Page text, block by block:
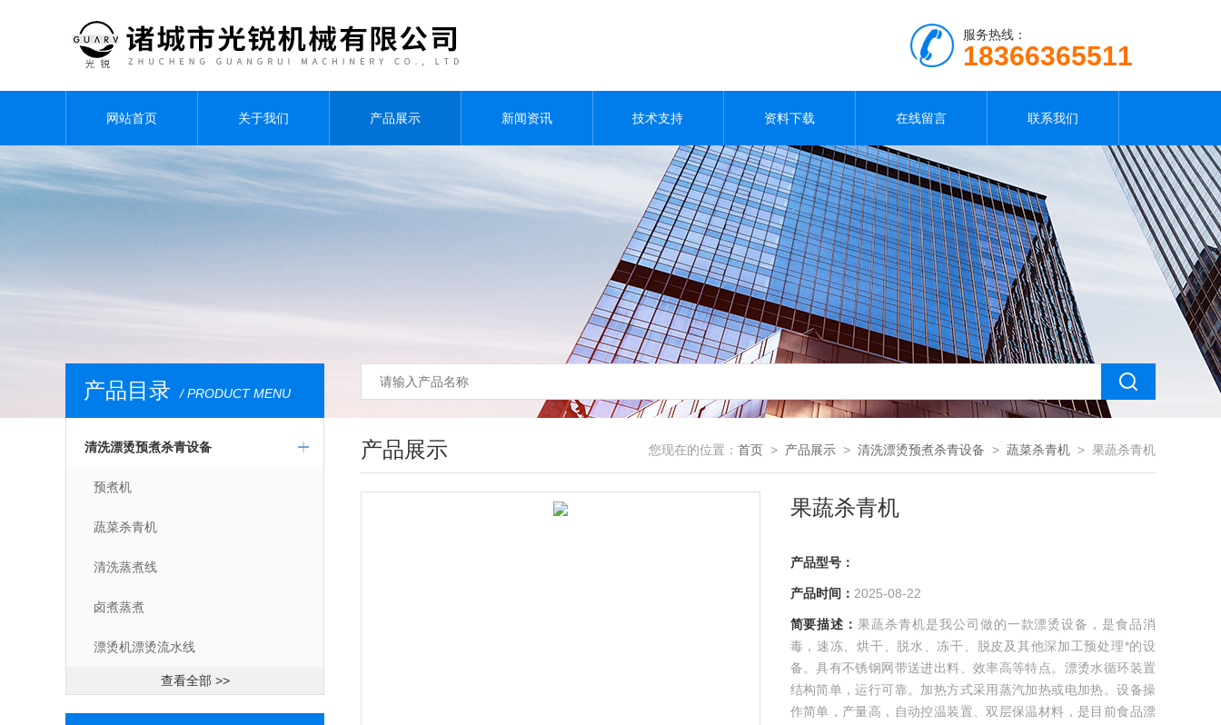
服务热线：
18366365511
网站首页 关于我们 产品展示 新闻资讯 技术支持 资料下载 在线留言 联系我们
产品目录 / PRODUCT MENU
清洗漂烫预煮杀青设备
预煮机
蔬菜杀青机
清洗蒸煮线
卤煮蒸煮
漂烫机漂烫流水线
查看全部 >>
产品展示 您现在的位置： 首页 > 产品展示 > 清洗漂烫预煮杀青设备 > 蔬菜杀青机 > 果蔬杀青机
果蔬杀青机
产品型号：
产品时间： 2025-08-22
简要描述： 果蔬杀青机是我公司做的一款漂烫设备，是食品消
毒，速冻、烘干、脱水、冻干、脱皮及其他深加工预处理*的设
备。具有不锈钢网带送进出料、效率高等特点。漂烫水循环装置
结构简单，运行可靠。加热方式采用蒸汽加热或电加热。设备操
作简单，产量高，自动控温装置、双层保温材料，是目前食品漂